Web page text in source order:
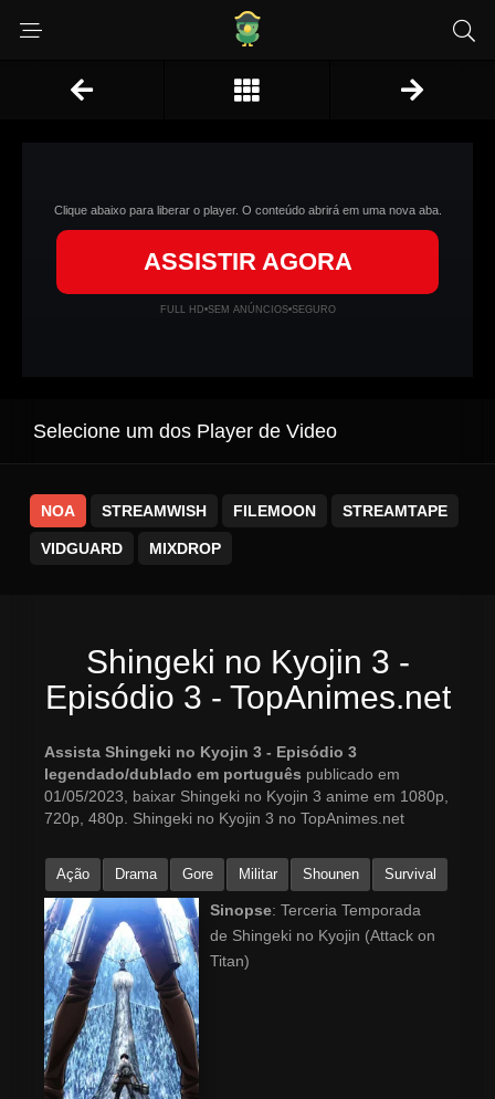
Clique abaixo para liberar o player. O conteúdo abrirá em uma nova aba.
ASSISTIR AGORA
FULL HD•SEM ANÚNCIOS•SEGURO
Selecione um dos Player de Video
NOA STREAMWISH FILEMOON STREAMTAPE
VIDGUARD MIXDROP
Shingeki no Kyojin 3 -
Episódio 3 - TopAnimes.net
Assista Shingeki no Kyojin 3 - Episódio 3
legendado/dublado em português publicado em
01/05/2023, baixar Shingeki no Kyojin 3 anime em 1080p,
720p, 480p. Shingeki no Kyojin 3 no TopAnimes.net
Ação Drama Gore Militar Shounen Survival
Sinopse: Terceria Temporada
de Shingeki no Kyojin (Attack on
Titan)